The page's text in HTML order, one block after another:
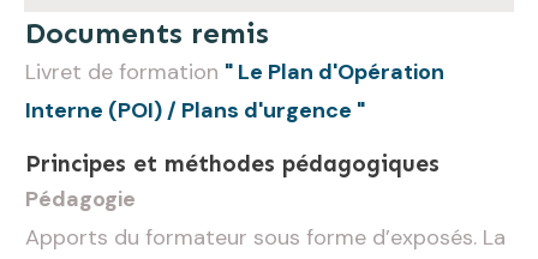
Documents remis
Livret de formation " Le Plan d'Opération
Interne (POI) / Plans d'urgence "
Principes et méthodes pédagogiques
Pédagogie
Apports du formateur sous forme d’exposés. La